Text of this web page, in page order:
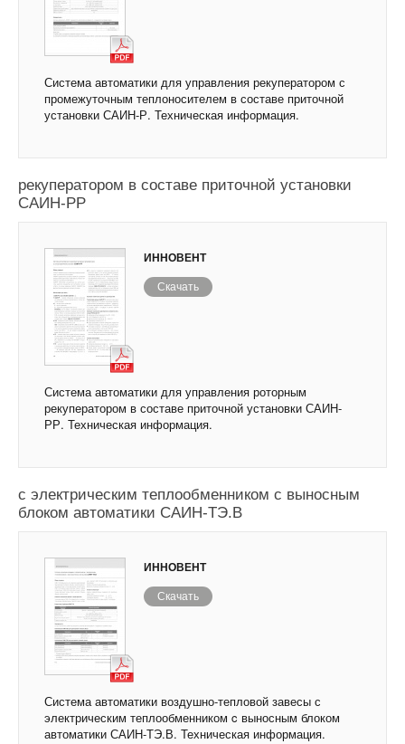
Система автоматики для управления рекуператором с
промежуточным теплоносителем в составе приточной
установки САИН-Р. Техническая информация.
рекуператором в составе приточной установки
САИН-РР
ИННОВЕНТ
Скачать
Система автоматики для управления роторным
рекуператором в составе приточной установки САИН-
РР. Техническая информация.
с электрическим теплообменником c выносным
блоком автоматики САИН-ТЭ.В
ИННОВЕНТ
Скачать
Система автоматики воздушно-тепловой завесы с
электрическим теплообменником c выносным блоком
автоматики САИН-ТЭ.В. Техническая информация.